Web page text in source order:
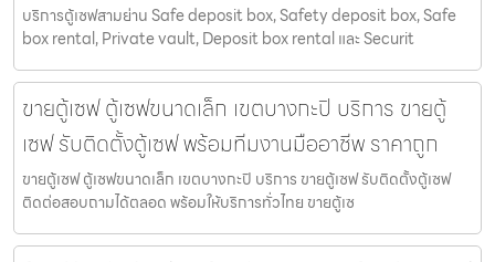
บริการตู้เซฟสามย่าน Safe deposit box, Safety deposit box, Safe
box rental, Private vault, Deposit box rental และ Securit
ขายตู้เซฟ ตู้เซฟขนาดเล็ก เขตบางกะปิ บริการ ขายตู้
เซฟ รับติดตั้งตู้เซฟ พร้อมทีมงานมืออาชีพ ราคาถูก
ขายตู้เซฟ ตู้เซฟขนาดเล็ก เขตบางกะปิ บริการ ขายตู้เซฟ รับติดตั้งตู้เซฟ
ติดต่อสอบถามได้ตลอด พร้อมให้บริการทั่วไทย ขายตู้เซ